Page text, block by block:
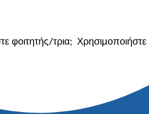
φοιτητής/τρια;